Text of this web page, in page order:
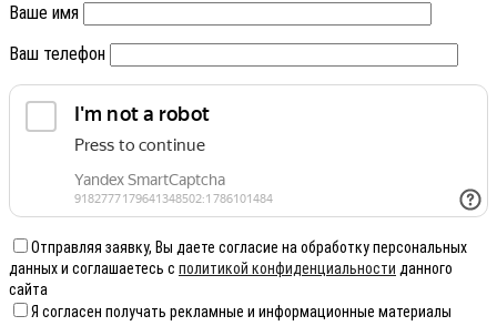
Ваше имя
Ваш телефон
Отправляя заявку, Вы даете согласие на обработку персональных
данных и соглашаетесь с политикой конфиденциальности данного
сайта
Я согласен получать рекламные и информационные материалы